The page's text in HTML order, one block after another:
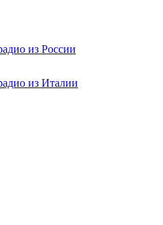
из России
из Италии